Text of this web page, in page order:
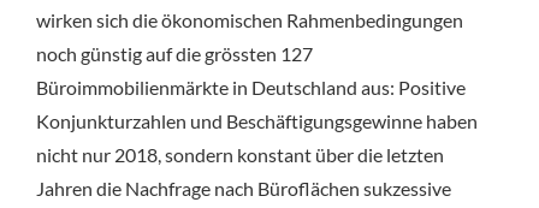
wirken sich die ökonomischen Rahmenbedingungen
noch günstig auf die grössten 127
Büroimmobilienmärkte in Deutschland aus: Positive
Konjunkturzahlen und Beschäftigungsgewinne haben
nicht nur 2018, sondern konstant über die letzten
Jahren die Nachfrage nach Büroflächen sukzessive